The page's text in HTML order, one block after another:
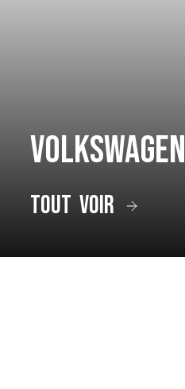
Volkswagen
tout voir